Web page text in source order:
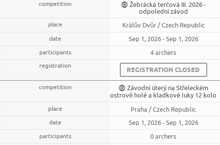
Žebrácká terčová III. 2026 -
odpolední závod
Králův Dvůr / Czech Republic
Sep 1, 2026 - Sep 1, 2026
4 archers
REGISTRATION CLOSED
Závodní úterý na Střeleckém
ostrově holé a kladkové luky 12 kolo
Praha / Czech Republic
Sep 1, 2026 - Sep 1, 2026
0 archers